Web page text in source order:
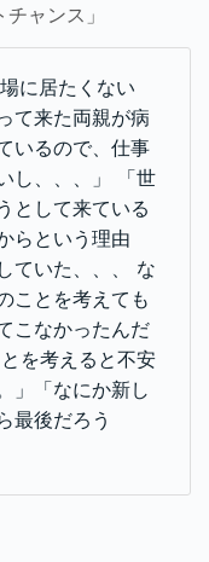
ャンス」
に居たくない
て来た両親が病
いるので、仕事
し、、、」 「世
として来ている
らという理由
ていた、、、 な
ことを考えても
こなかったんだ
を考えると不安
」「なにか新し
最後だろう